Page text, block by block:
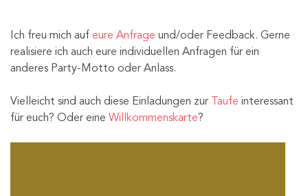
Ich freu mich auf eure Anfrage und/oder Feedback. Gerne
realisiere ich auch eure individuellen Anfragen für ein
anderes Party-Motto oder Anlass.
Vielleicht sind auch diese Einladungen zur Taufe interessant
für euch? Oder eine Willkommenskarte?